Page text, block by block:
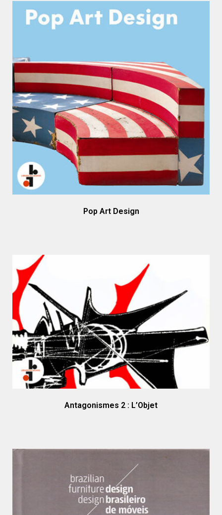
Pop Art Design
Antagonismes 2 : L’Objet